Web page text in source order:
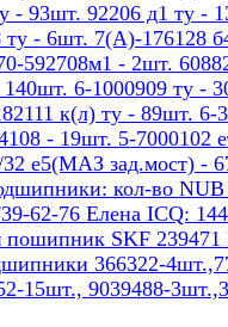
- 93шт. 92206 д1 ту
ту - 6шт. 7(А)-176128
592708м1 - 2шт.
140шт. 6-1000909 ту -
к(л) ту - 89шт.
- 19шт. 5-7000102
е5(МАЗ зад.мост) -
кол-во NUB
62-76 Елена ICQ:
пошипник SKF 239471
366322-
15шт., 9039488-